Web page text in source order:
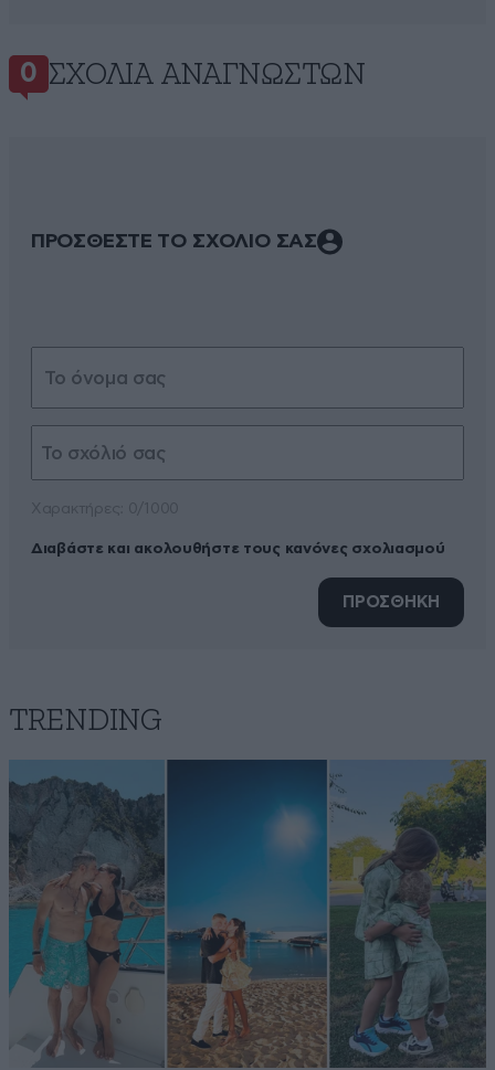
0 ΣΧΌΛΙΑ ΑΝΑΓΝΩΣΤΏΝ
ΠΡΟΣΘΕΣΤΕ ΤΟ ΣΧΟΛΙΟ ΣΑΣ
Διαβάστε και ακολουθήστε τους κανόνες σχολιασμού
ΠΡΟΣΘΗΚΗ
TRENDING